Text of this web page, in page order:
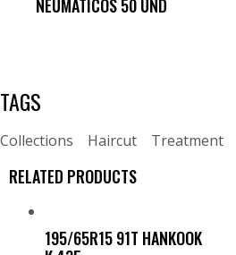
NEUMATICOS 50 UND
TAGS
Collections Haircut Treatment
RELATED PRODUCTS
195/65R15 91T HANKOOK